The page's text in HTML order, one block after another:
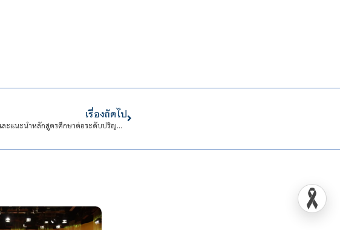
เรื่องถัดไป
สจด. จัดโครงการ : BA CDTI Get Ready For The Future และแนะนำหลักสูตรศึกษาต่อระดับปริญญาตรี โรงเรียนพระสุธรรมยานเถระวิทยา จังหวัดอุทัยธานี